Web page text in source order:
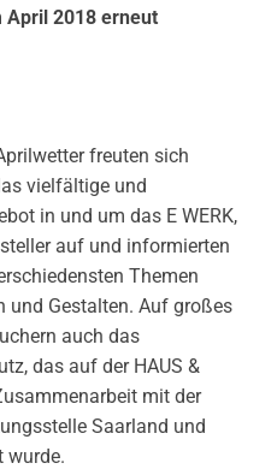
2018 erneut
freuten sich
vielfältige und
in und um das E WERK,
auf und informierten
Themen
und Gestalten. Auf großes
auch das
das auf der HAUS &
mit der
Saarland und
wurde.